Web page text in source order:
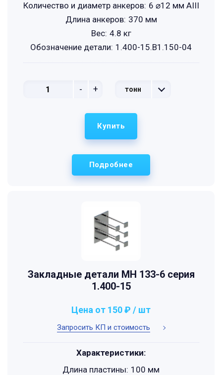
- + тонн
Количество и диаметр анкеров: 6 ⌀12 мм АIII
Длина анкеров: 370 мм
Вес: 4.8 кг
Обозначение детали: 1.400-15.B1.150-04
Подробнее
Купить
Закладные детали МН 133-6 серия
1.400-15
Запросить КП и стоимость
Цена от 150 ₽ / шт
Характеристики:
Длина пластины: 100 мм